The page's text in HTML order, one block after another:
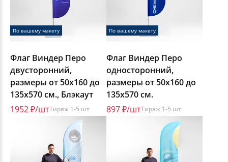
По вашему макету
Флаг Виндер Перо
двусторонний,
размеры от 50х160 до
135х570 см., Блэкаут
1952 ₽/штТираж 1-5 шт
По вашему макету
Флаг Виндер Перо
односторонний,
размеры от 50х160 до
135х570 см.
897 ₽/штТираж 1-5 шт